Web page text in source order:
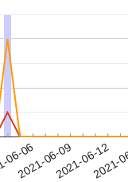
06
2021-06-092021-06-12
2021-